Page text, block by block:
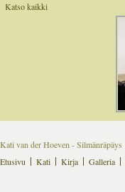
Katso kaikki
Kati van der Hoeven - Silmänräpäys
Etusivu
Kati Kirja Galleria